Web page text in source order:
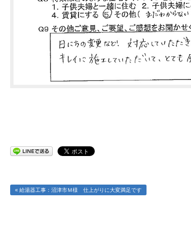
« 給湯器工事：沼津市Ｍ様 仕上がりに大変満足です